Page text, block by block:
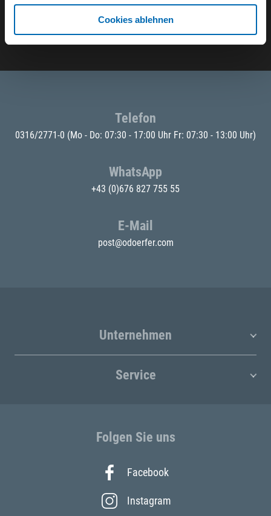
Cookies ablehnen
Telefon
0316/2771-0 (Mo - Do: 07:30 - 17:00 Uhr Fr: 07:30 - 13:00 Uhr)
WhatsApp
+43 (0)676 827 755 55
E-Mail
post@odoerfer.com
Unternehmen
Service
Folgen Sie uns
Facebook
Instagram